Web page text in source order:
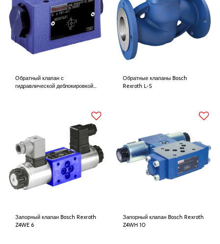
Обратный клапан с
гидравлической деблокировкой
Обратные клапаны Bosch
Rexroth L-S
Запорный клапан Bosch Rexroth
Z4WE 6
Запорный клапан Bosch Rexroth
Z4WH 10